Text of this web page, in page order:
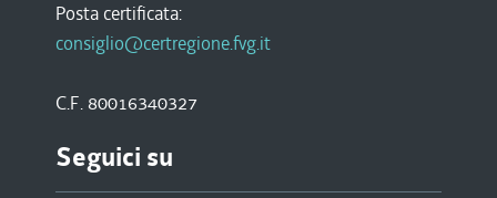
Posta certificata:
consiglio@certregione.fvg.it
C.F. 80016340327
Seguici su